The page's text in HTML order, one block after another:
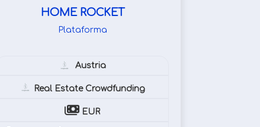
HOME ROCKET
Plataforma
Austria
Real Estate Crowdfunding
EUR